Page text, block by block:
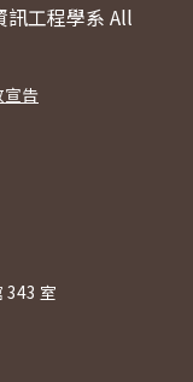
工程學系 All
宣告
343 室